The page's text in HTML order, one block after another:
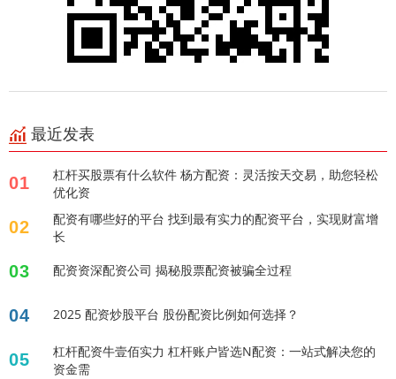
最近发表
01
杠杆买股票有什么软件 杨方配资：灵活按天交易，助您轻松
优化资
02
配资有哪些好的平台 找到最有实力的配资平台，实现财富增
长
03 配资资深配资公司 揭秘股票配资被骗全过程
04 2025 配资炒股平台 股份配资比例如何选择？
05
杠杆配资牛壹佰实力 杠杆账户皆选N配资：一站式解决您的
资金需